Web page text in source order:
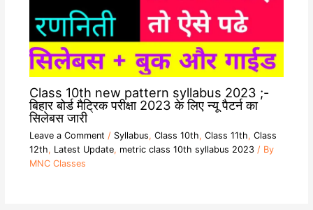
Class 10th new pattern syllabus 2023 ;-
बिहार बोर्ड मैट्रिक परीक्षा 2023 के लिए न्यू पैटर्न का
सिलेबस जारी
Leave a Comment / Syllabus, Class 10th, Class 11th, Class
12th, Latest Update, metric class 10th syllabus 2023/ By
MNC Classes